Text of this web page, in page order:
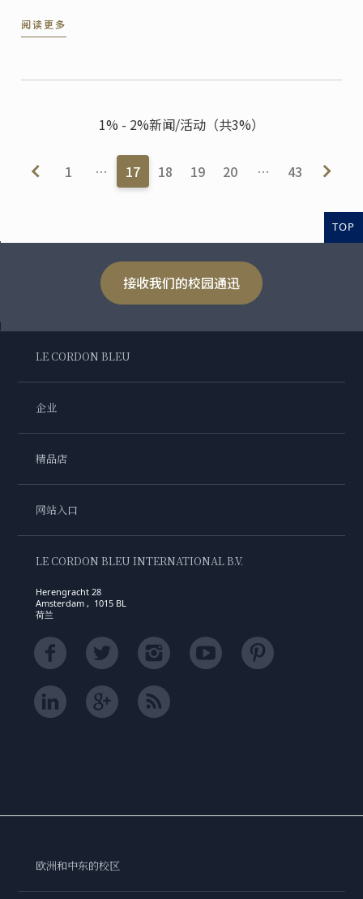
阅读更多
1% - 2%新闻/活动（共3%）
1 … 17 18 19 20 … 43
TOP
接收我们的校园通迅
LE CORDON BLEU
企业
精品店
网站入口
LE CORDON BLEU INTERNATIONAL B.V.
Herengracht 28
Amsterdam , 1015 BL
荷兰
欧洲和中东的校区